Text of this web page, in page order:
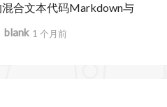
合文本代码Markdown与
笔记本应用
blank 1 个月前